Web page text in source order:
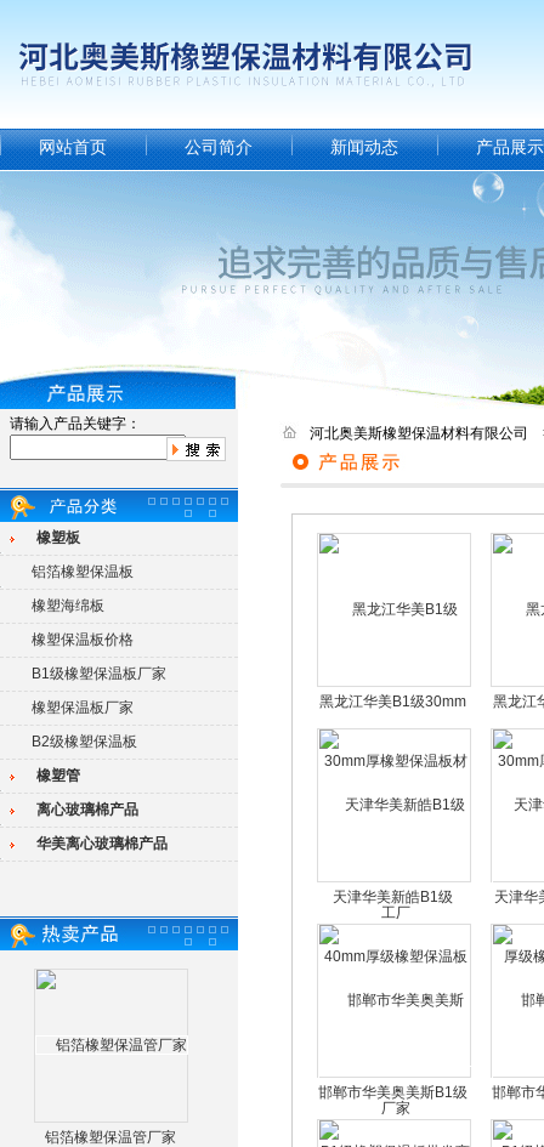
网站首页 公司简介 新闻动态 产品展示
请输入产品关键字：
橡塑板
铝箔橡塑保温板
橡塑海绵板
橡塑保温板价格
B1级橡塑保温板厂家
橡塑保温板厂家
B2级橡塑保温板
橡塑管
离心玻璃棉产品
华美离心玻璃棉产品
铝箔橡塑保温管厂家
河北奥美斯橡塑保温材料有限公
黑龙江华美B1级30mm
厚橡塑保温板材工厂
黑龙江
厚橡
天津华美新皓B1级
40mm厚级橡塑保温板
厂家
天津华
级橡
邯郸市华美奥美斯B1级
橡塑保温板批发商
邯郸市
橡